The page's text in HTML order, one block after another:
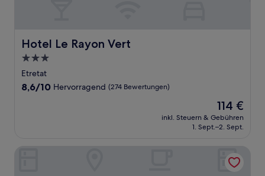
Hotel Le Rayon Vert
Hotel Le Rayon Vert
3.0-
Sterne-
Unterkunft
Etretat
8.6
8,6/10 Hervorragend (274 Bewertungen)
Der
Preis
beträgt
114 €
inkl. Steuern & Gebühren
1. Sept.–2. Sept.